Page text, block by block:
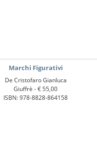
Marchi Figurativi
De Cristofaro Gianluca
Giuffrè -€ 55,00
ISBN: 978-8828-864158